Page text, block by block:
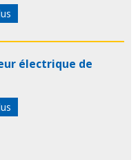
électrique de